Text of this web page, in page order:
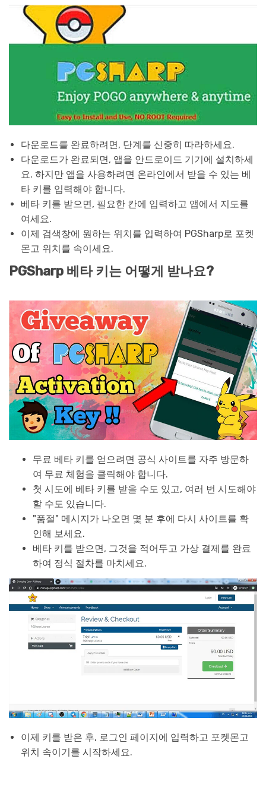
다운로드를 완료하려면, 단계를 신중히 따라하세요.
다운로드가 완료되면, 앱을 안드로이드 기기에 설치하세
요. 하지만 앱을 사용하려면 온라인에서 받을 수 있는 베
타 키를 입력해야 합니다.
베타 키를 받으면, 필요한 칸에 입력하고 앱에서 지도를
여세요.
이제 검색창에 원하는 위치를 입력하여 PGSharp로 포켓
몬고 위치를 속이세요.
PGSharp 베타 키는 어떻게 받나요?
무료 베타 키를 얻으려면 공식 사이트를 자주 방문하
여 무료 체험을 클릭해야 합니다.
첫 시도에 베타 키를 받을 수도 있고, 여러 번 시도해야
할 수도 있습니다.
"품절" 메시지가 나오면 몇 분 후에 다시 사이트를 확
인해 보세요.
베타 키를 받으면, 그것을 적어두고 가상 결제를 완료
하여 정식 절차를 마치세요.
이제 키를 받은 후, 로그인 페이지에 입력하고 포켓몬고
위치 속이기를 시작하세요.